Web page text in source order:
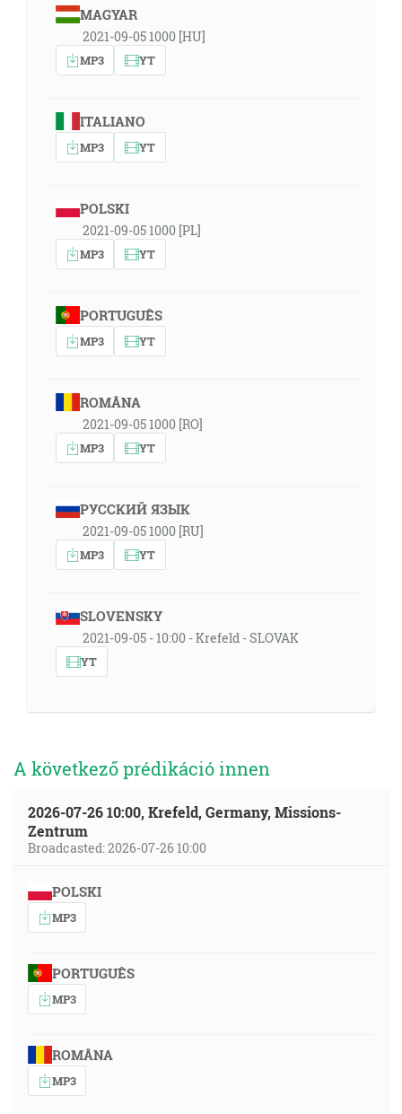
MAGYAR
2021-09-05 1000 [HU]
MP3 YT
ITALIANO
MP3 YT
POLSKI
2021-09-05 1000 [PL]
MP3 YT
PORTUGUÊS
MP3 YT
ROMÂNA
2021-09-05 1000 [RO]
MP3 YT
РУССКИЙ ЯЗЫК
2021-09-05 1000 [RU]
MP3 YT
SLOVENSKY
2021-09-05 - 10:00 - Krefeld - SLOVAK
YT
A következő prédikáció innen
2026-07-26 10:00, Krefeld, Germany, Missions-
Zentrum
Broadcasted: 2026-07-26 10:00
POLSKI
MP3
PORTUGUÊS
MP3
ROMÂNA
MP3